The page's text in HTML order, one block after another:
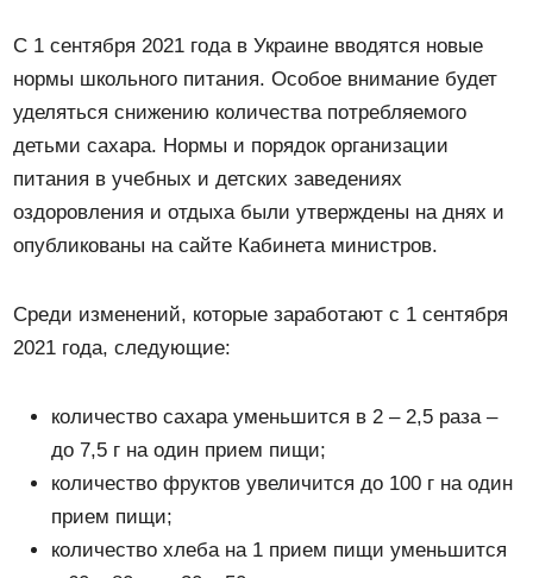
С 1 сентября 2021 года в Украине вводятся новые
нормы школьного питания. Особое внимание будет
уделяться снижению количества потребляемого
детьми сахара. Нормы и порядок организации
питания в учебных и детских заведениях
оздоровления и отдыха были утверждены на днях и
опубликованы на сайте Кабинета министров.
Среди изменений, которые заработают с 1 сентября
2021 года, следующие:
количество сахара уменьшится в 2 – 2,5 раза –
до 7,5 г на один прием пищи;
количество фруктов увеличится до 100 г на один
прием пищи;
количество хлеба на 1 прием пищи уменьшится